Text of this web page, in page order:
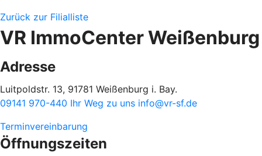
Zurück zur Filialliste
VR ImmoCenter Weißenburg
Adresse
Luitpoldstr. 13, 91781 Weißenburg i. Bay.
09141 970-440 Ihr Weg zu uns info@vr-sf.de
Terminvereinbarung
Öffnungszeiten